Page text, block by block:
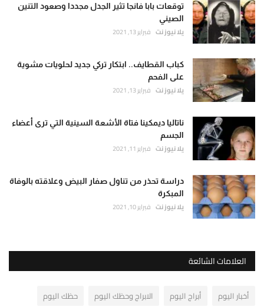
توقعات بابا فانجا تثير الجدل مجددا وصعود التنين
الصيني
يلا نيوز نت فبراير 13, 2021
كباب القطايف.. ابتكار تركي جديد لحلويات مشوية
على الفحم
يلا نيوز نت فبراير 13, 2021
ناتاليا ديمكينا فتاة الأشعة السينية التي ترى أعضاء
الجسم
يلا نيوز نت فبراير 11, 2021
دراسة تحذر من تناول صفار البيض وعلاقته بالوفاة
المبكرة
يلا نيوز نت فبراير 10, 2021
العلامات الشائعة
أخبار اليوم أبراج اليوم الابراج وحظك اليوم
حظك اليوم